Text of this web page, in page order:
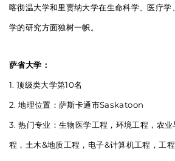
喀彻温大学和里贾纳大学在生命科学、医疗学
学的研究方面独树一帜。
萨省大学：
1. 顶级类大学第10名
2. 地理位置：萨斯卡通市Saskatoon
3. 热门专业：生物医学工程，环境工程，农
程，土木&地质工程，电子&计算机工程，工程